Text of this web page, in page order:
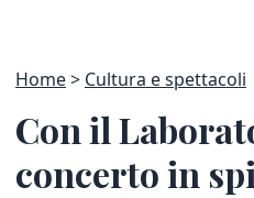
Home Cultura e spettacoli
Con il
concerto in